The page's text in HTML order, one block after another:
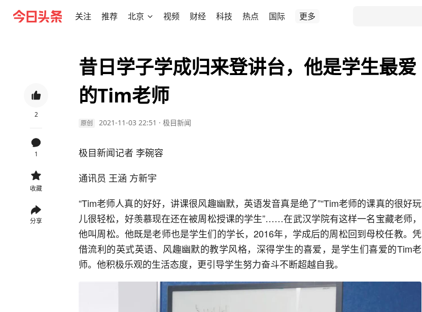
关注 推荐 北京 视频 财经 科技 热点 国际 更多
2
1
收藏
分享
昔日学子学成归来登讲台，他是学生最爱
的Tim老师
原创 2021-11-03 22:51 · 极目新闻
极目新闻记者 李碗容
通讯员 王涵 方新宇
“Tim老师人真的好好，讲课很风趣幽默，英语发音真是绝了”“Tim老师的课真的很好玩
儿很轻松，好羡慕现在还在被周松授课的学生”……在武汉学院有这样一名宝藏老师，
他叫周松。他既是老师也是学生们的学长，2016年，学成后的周松回到母校任教。凭
借流利的英式英语、风趣幽默的教学风格，深得学生的喜爱，是学生们喜爱的Tim老
师。他积极乐观的生活态度，更引导学生努力奋斗不断超越自我。